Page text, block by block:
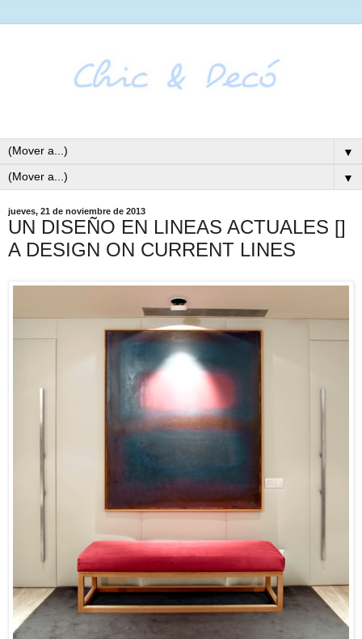
▼
▼
jueves, 21 de noviembre de 2013
UN DISEÑO EN LINEAS ACTUALES []
A DESIGN ON CURRENT LINES